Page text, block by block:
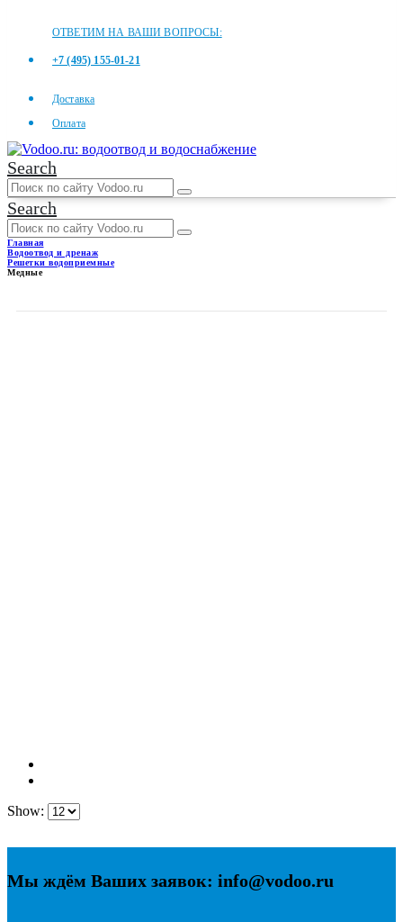
ОТВЕТИМ НА ВАШИ ВОПРОСЫ:
+7 (495) 155-01-21
Доставка
Оплата
Search
Search
Главная
Водоотвод и дренаж
Решетки водоприемные
Медные
Show:
Мы ждём Ваших заявок: info@vodoo.ru